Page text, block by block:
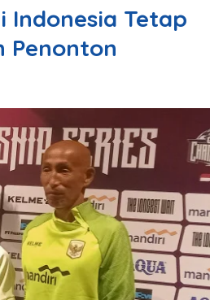
Indonesia Tetap
Penonton